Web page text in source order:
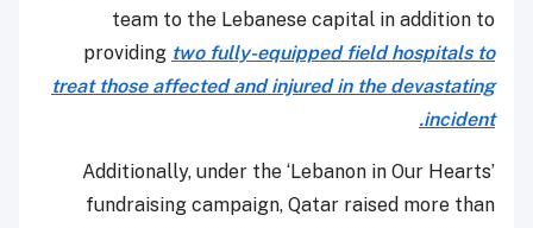
team to the Lebanese capital in addition to
providing two fully-equipped field hospitals to
treat those affected and injured in the devastating
incident.
Additionally, under the ‘Lebanon in Our Hearts’
fundraising campaign, Qatar raised more than